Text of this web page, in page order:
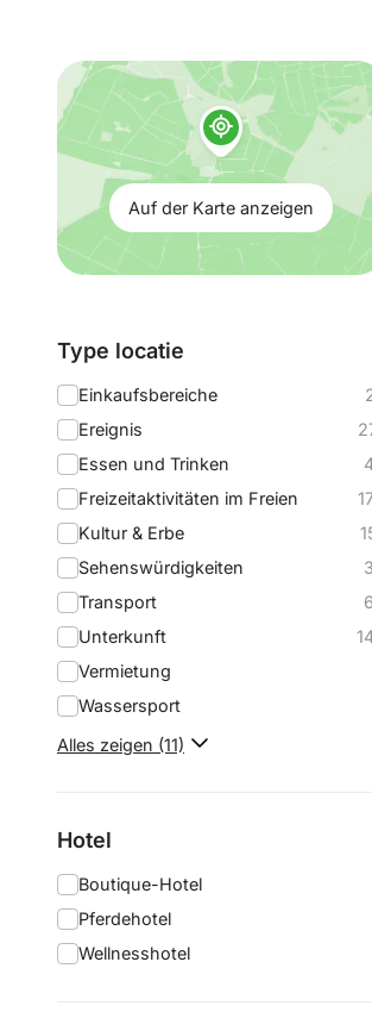
Auf
der
Karte
anzeigen:
Auf der Karte anzeigen
Filtern
nach:
Type locatie
Einkaufsbereiche
Ereignis
Essen und Trinken
Freizeitaktivitäten im Freien
Kultur & Erbe
Sehenswürdigkeiten
Transport
Unterkunft
Vermietung
Wassersport
Alles zeigen (11)
Hotel
Boutique-Hotel
Pferdehotel
Wellnesshotel